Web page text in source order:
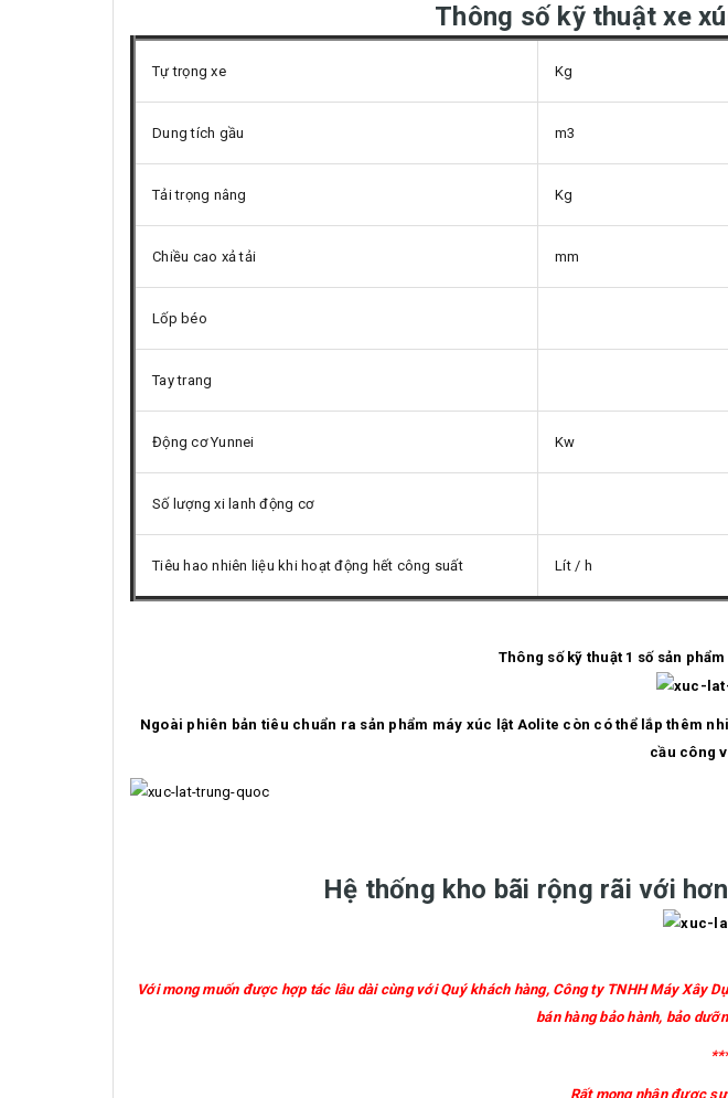
Thông số kỹ thuật xe
Tự trọng xe Kg
Dung tích gầu m3
Tải trọng nâng Kg
Chiều cao xả tải mm
Lốp béo
Tay trang
Động cơ Yunnei Kw
Số lượng xi lanh động cơ
Tiêu hao nhiên liệu khi hoạt động hết công suất Lít / h
Thông số kỹ thuật 1 số sản
Ngoài phiên bản tiêu chuẩn ra sản phẩm máy xúc lật Aolite còn có thể lắp thêm
cầu công
Hệ thống kho bãi rộng rãi với
Với mong muốn được hợp tác lâu dài cùng với Quý khách hàng, Công ty TNHH Máy Xây
bán hàng bảo hành, bảo
Rất mong nhận được